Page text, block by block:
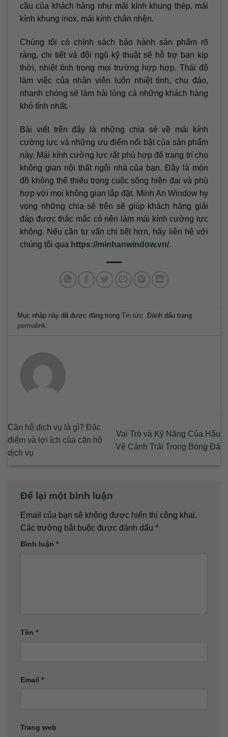
cầu của khách hàng như mái kính khung thép, mái
kính khung inox, mái kính chân nhện.
Chúng tôi có chính sách bảo hành sản phẩm rõ
ràng, chi tiết và đội ngũ kỹ thuật sẽ hỗ trợ bạn kịp
thời, nhiệt tình trong mọi trường hợp hợp. Thái độ
làm việc của nhân viên luôn nhiệt tình, chu đáo,
nhanh chóng sẽ làm hài lòng cả những khách hàng
khó tính nhất.
Bài viết trên đây là những chia sẻ về mái kính
cường lực và những ưu điểm nổi bật của sản phẩm
này. Mái kính cường lực rất phù hợp để trang trí cho
không gian nội thất ngôi nhà của bạn. Đây là món
đồ không thể thiếu trong cuộc sống hiện đại và phù
hợp với mọi không gian lắp đặt. Minh An Window hy
vọng những chia sẻ trên sẽ giúp khách hàng giải
đáp được thắc mắc có nên làm mái kính cường lực
không. Nếu cần tư vấn chi tiết hơn, hãy liên hệ với
chúng tôi qua https://minhanwindow.vn/.
Mục nhập này đã được đăng trongTin tức. Đánh dấu trang
permalink.
Căn hộ dịch vụ là gì? Đặc
điểm và lợi ích của căn hộ
dịch vụ
Vai Trò và Kỹ Năng Của Hậu
Vệ Cánh Trái Trong Bóng Đá
Để lại một bình luận
Email của bạn sẽ không được hiển thị công khai.
Các trường bắt buộc được đánh dấu *
Bình luận *
Tên *
Email *
Trang web